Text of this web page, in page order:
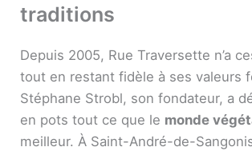
traditions
Depuis 2005, Rue Traversette n’a
tout en restant fidèle à ses valeurs
Stéphane Strobl, son fondateur, a
en pots tout ce que le monde
meilleur. À Saint-André-de-